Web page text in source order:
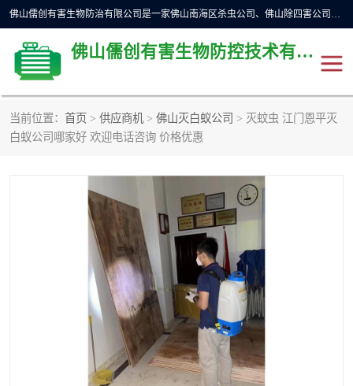
佛山儒创有害生物防治有限公司是一家佛山南海区杀虫公司、佛山除四害公司、佛山灭白蚁公司、佛山白蚁防治公司，让您远离虫害困扰。要问佛山白蚁防治哪家好？佛山儒创有害生物防治有限公司全佛山、广州，正规公司，上门勘查，可靠，售后有保障。
佛山儒创有害生物防控技术有限公司
当前位置： 首页 > 供应商机 > 佛山灭白蚁公司 > 灭蚊虫 江门恩平灭
白蚁公司哪家好 欢迎电话咨询 价格优惠
除四害公司 佛山杀虫
佛山白蚁防治公司
佛山灭白蚁公司 佛山杀虫公司
佛山除四害公司 灭鼠
消杀
灭跳蚤
灭蟑螂